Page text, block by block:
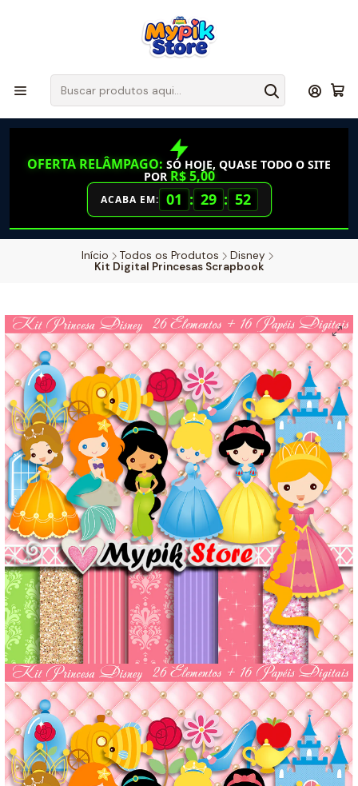
OFERTA RELÂMPAGO: SÓ HOJE, QUASE TODO O SITE
POR R$ 5,00
ACABA EM: 01 : 29 : 52
Início Todos os Produtos
Disney
Kit Digital Princesas Scrapbook